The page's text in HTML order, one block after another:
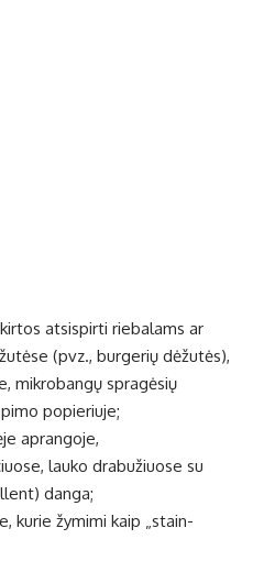
atsispirti riebalams ar
(pvz., burgerių dėžutės),
mikrobangų spragėsių
popieriuje;
aprangoje,
lauko drabužiuose su
danga;
kurie žymimi kaip „stain-